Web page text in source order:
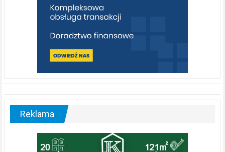
Reklama